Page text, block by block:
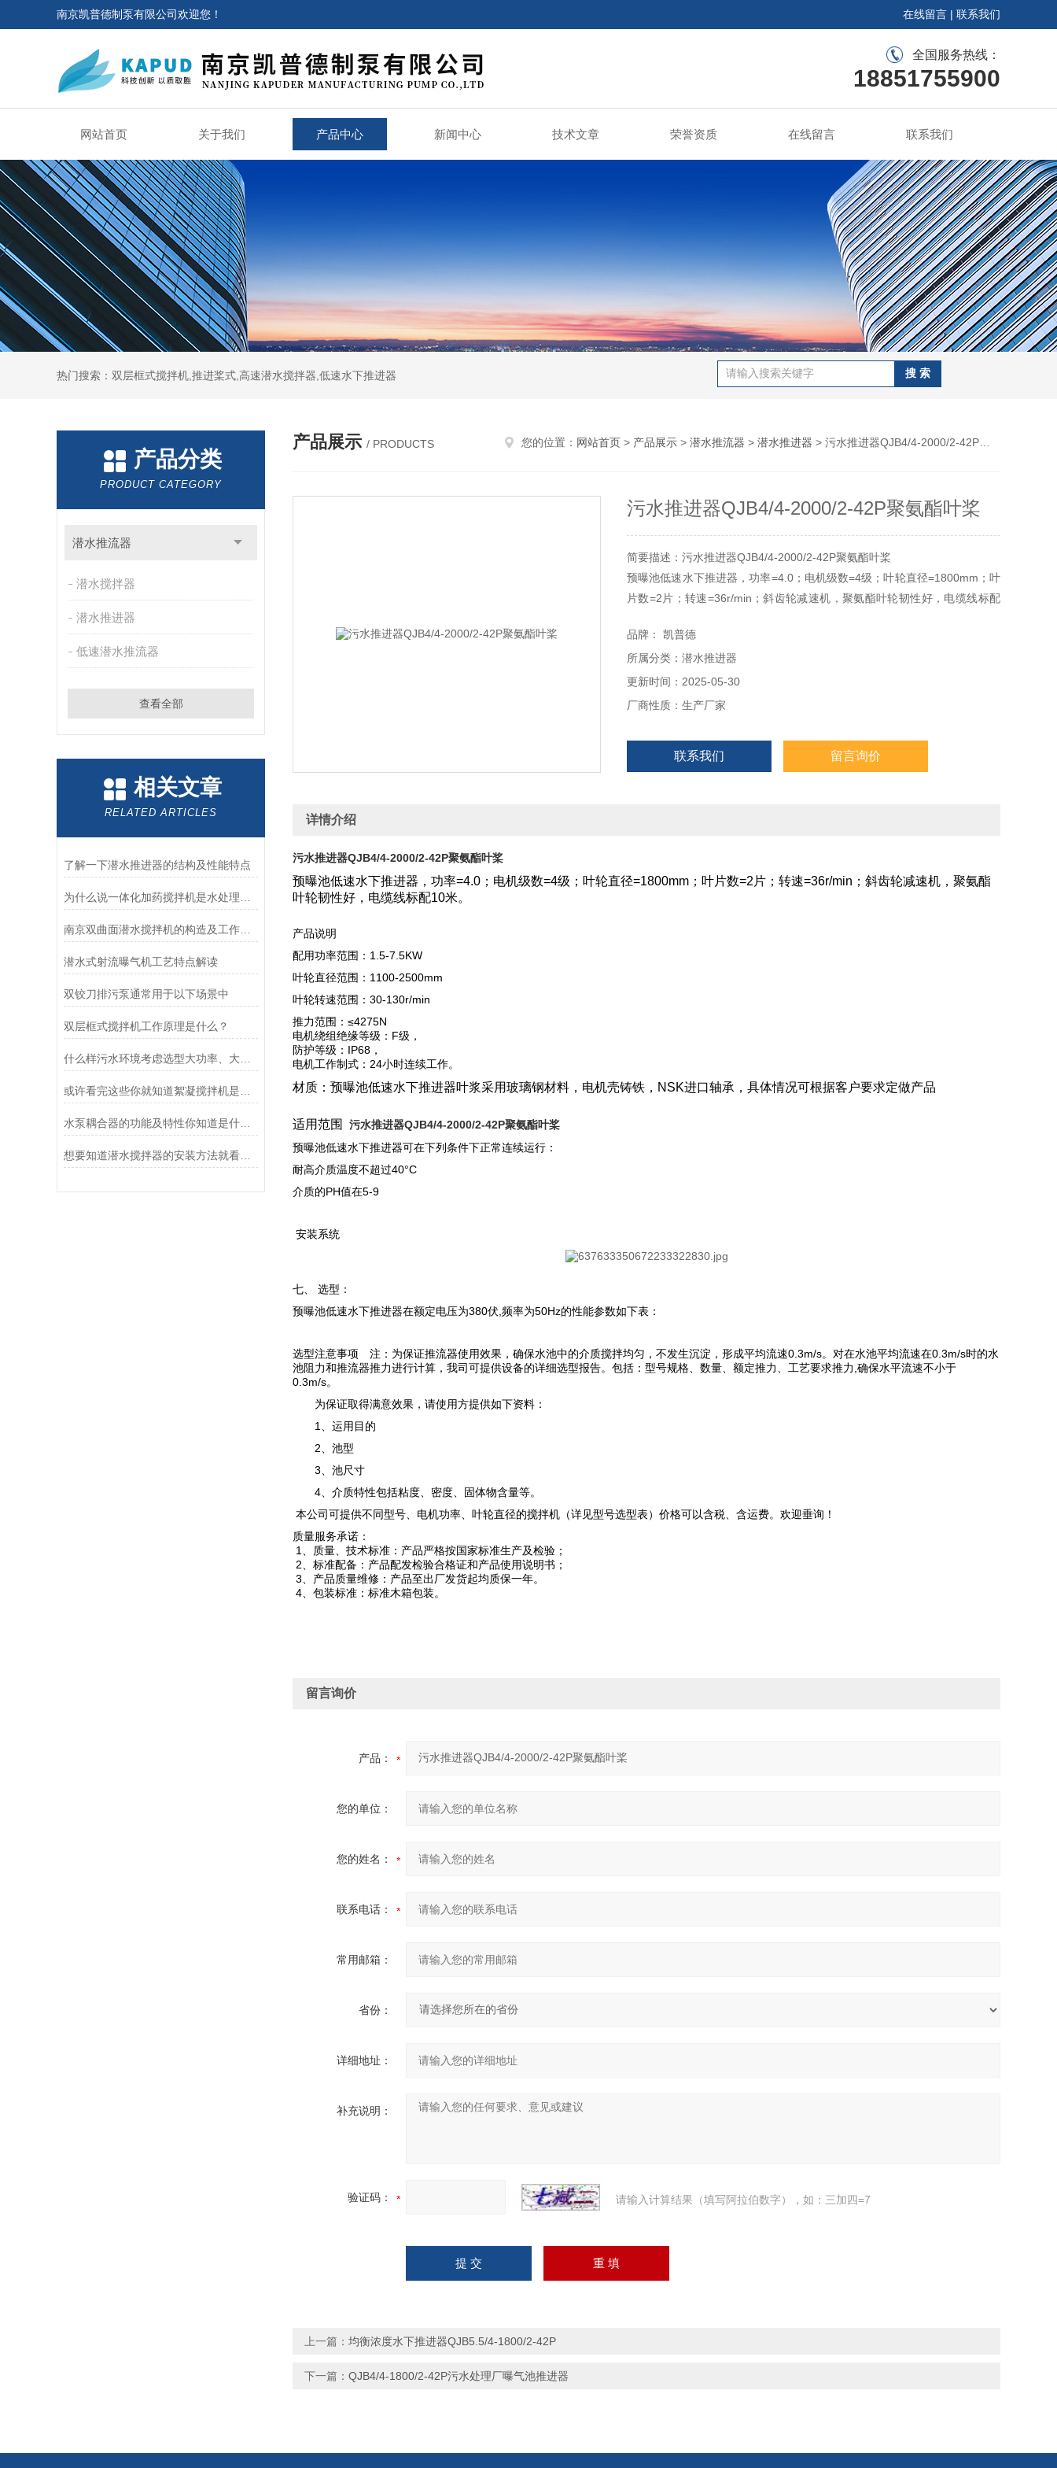
南京凯普德制泵有限公司欢迎您！ 在线留言 | 联系我们
全国服务热线：
18851755900
网站首页 关于我们 产品中心 新闻中心 技术文章 荣誉资质 在线留言 联系我们
热门搜索：双层框式搅拌机,推进桨式,高速潜水搅拌器,低速水下推进器
产品分类
PRODUCT CATEGORY
潜水推流器
潜水搅拌器
潜水推进器
低速潜水推流器
查看全部
相关文章
RELATED ARTICLES
了解一下潜水推进器的结构及性能特点
南京双曲面潜水搅拌机的构造及工作过程，安装流程分享
潜水式射流曝气机工艺特点解读
双铰刀排污泵通常用于以下场景中
双层框式搅拌机工作原理是什么？
水泵耦合器的功能及特性你知道是什么么
想要知道潜水搅拌器的安装方法就看看这些吧
产品展示 / PRODUCTS 您的位置： 网站首页 > 产品展示 > 潜水推流器 > 潜水推进器 > 污水推进器QJB4/4-2000/2-42P聚氨酯叶桨
污水推进器QJB4/4-2000/2-42P聚氨酯叶桨
简要描述：污水推进器QJB4/4-2000/2-42P聚氨酯叶桨
预曝池低速水下推进器，功率=4.0；电机级数=4级；叶轮直径=1800mm；叶
片数=2片；转速=36r/min；斜齿轮减速机，聚氨酯叶轮韧性好，电缆线标配
品牌： 凯普德
所属分类：潜水推进器
更新时间：2025-05-30
厂商性质：生产厂家
联系我们 留言询价
详情介绍
污水推进器QJB4/4-2000/2-42P聚氨酯叶桨
预曝池低速水下推进器，功率=4.0；电机级数=4级；叶轮直径=1800mm；叶片数=2片；转速=36r/min；斜齿轮减速机，聚氨酯
叶轮韧性好，电缆线标配10米。
产品说明
配用功率范围：1.5-7.5KW
叶轮直径范围：1100-2500mm
叶轮转速范围：30-130r/min
推力范围：≤4275N
电机绕组绝缘等级：F级，
防护等级：IP68，
电机工作制式：24小时连续工作。
材质：预曝池低速水下推进器叶浆采用玻璃钢材料，电机壳铸铁，NSK进口轴承，具体情况可根据客户要求定做产品
适用范围 污水推进器QJB4/4-2000/2-42P聚氨酯叶桨
预曝池低速水下推进器可在下列条件下正常连续运行：
耐高介质温度不超过40°C
介质的PH值在5-9
安装系统
七、 选型：
预曝池低速水下推进器在额定电压为380伏,频率为50Hz的性能参数如下表：
选型注意事项 注：为保证推流器使用效果，确保水池中的介质搅拌均匀，不发生沉淀，形成平均流速0.3m/s。对在水池平均流速在0.3m/s时的水
池阻力和推流器推力进行计算，我司可提供设备的详细选型报告。包括：型号规格、数量、额定推力、工艺要求推力,确保水平流速不小于
0.3m/s。
为保证取得满意效果，请使用方提供如下资料：
1、运用目的
2、池型
3、池尺寸
4、介质特性包括粘度、密度、固体物含量等。
本公司可提供不同型号、电机功率、叶轮直径的搅拌机（详见型号选型表）价格可以含税、含运费。欢迎垂询！
质量服务承诺：
1、质量、技术标准：产品严格按国家标准生产及检验；
2、标准配备：产品配发检验合格证和产品使用说明书；
3、产品质量维修：产品至出厂发货起均质保一年。
4、包装标准：标准木箱包装。
留言询价
产品：
您的单位：
您的姓名：
联系电话：
常用邮箱：
省份：
详细地址：
补充说明：
验证码： 请输入计算结果（填写阿拉伯数字），如：三加四=7
上一篇： 均衡浓度水下推进器QJB5.5/4-1800/2-42P
下一篇： QJB4/4-1800/2-42P污水处理厂曝气池推进器